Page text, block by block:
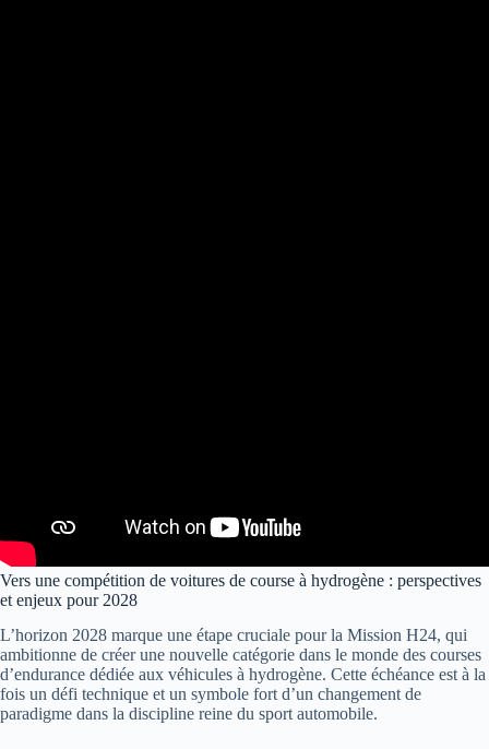
Vers une compétition de voitures de course à hydrogène : perspectives
et enjeux pour 2028
L’horizon 2028 marque une étape cruciale pour la Mission H24, qui
ambitionne de créer une nouvelle catégorie dans le monde des courses
d’endurance dédiée aux véhicules à hydrogène. Cette échéance est à la
fois un défi technique et un symbole fort d’un changement de
paradigme dans la discipline reine du sport automobile.